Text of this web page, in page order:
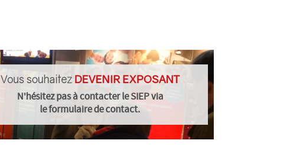
Vous souhaitez DEVENIR EXPOSANT
N'hésitez pas à contacter le SIEP via
leformulaire de contact.